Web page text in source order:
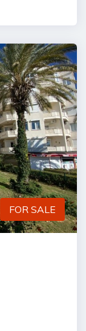
FOR SALE